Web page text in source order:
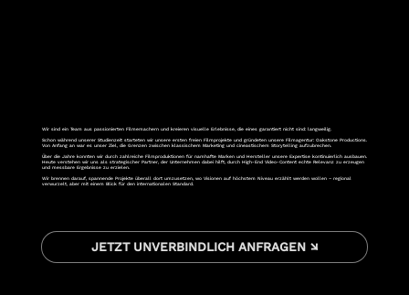
Wir sind ein Team aus passionierten Filmemachern und kreieren visuelle Erlebnisse, die eines garantiert nicht sind: langweilig.
Schon während unserer Studienzeit starteten wir unsere ersten freien Filmprojekte und gründeten unsere Filmagentur: Oakstone Productions.
Von Anfang an war es unser Ziel, die Grenzen zwischen klassischem Marketing und cineastischem Storytelling aufzubrechen.
Über die Jahre konnten wir durch zahlreiche Filmproduktionen für namhafte Marken und Hersteller unsere Expertise kontinuierlich ausbauen.
Heute verstehen wir uns als strategischer Partner, der Unternehmen dabei hilft, durch High-End Video-Content echte Relevanz zu erzeugen
und messbare Ergebnisse zu erzielen.
Wir brennen darauf, spannende Projekte überall dort umzusetzen, wo Visionen auf höchstem Niveau erzählt werden wollen – regional
verwurzelt, aber mit einem Blick für den internationalen Standard.
JETZT UNVERBINDLICH ANFRAGEN ↘